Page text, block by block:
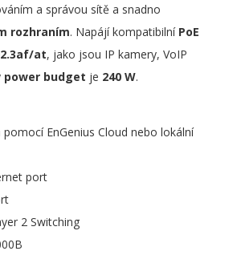
a správou sítě a snadno
rozhraním. Napájí kompatibilní PoE
at, jako jsou IP kamery, VoIP
power budget je 240 W.
pomocí EnGenius Cloud nebo lokální
port
2 Switching